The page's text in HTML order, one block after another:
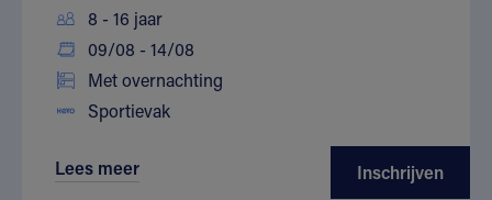
8 - 16 jaar
09/08 - 14/08
Met overnachting
Sportievak
Lees meer Inschrijven